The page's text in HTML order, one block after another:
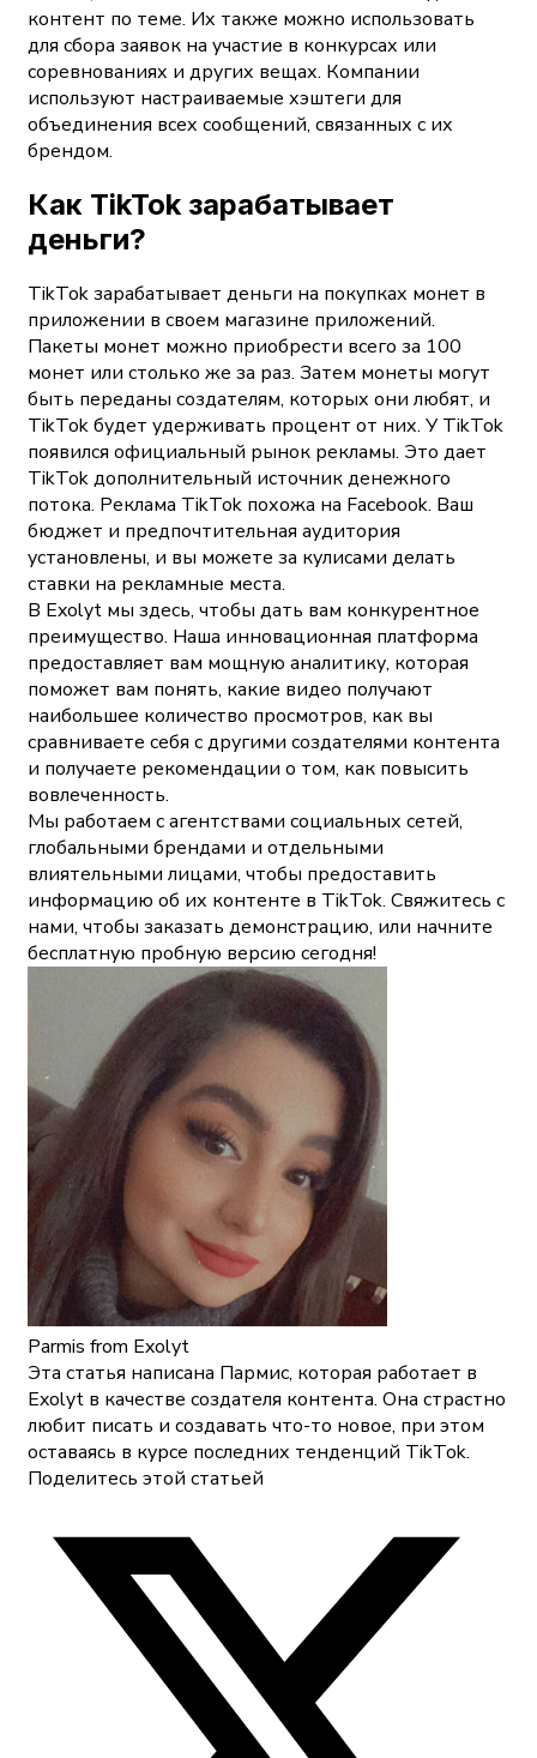
контент по теме. Их также можно использовать
для сбора заявок на участие в конкурсах или
соревнованиях и других вещах. Компании
используют настраиваемые хэштеги для
объединения всех сообщений, связанных с их
брендом.
Как TikTok зарабатывает
деньги?
TikTok зарабатывает деньги на покупках монет в
приложении в своем магазине приложений.
Пакеты монет можно приобрести всего за 100
монет или столько же за раз. Затем монеты могут
быть переданы создателям, которых они любят, и
TikTok будет удерживать процент от них. У TikTok
появился официальный рынок рекламы. Это дает
TikTok дополнительный источник денежного
потока. Реклама TikTok похожа на Facebook. Ваш
бюджет и предпочтительная аудитория
установлены, и вы можете за кулисами делать
ставки на рекламные места.
В Exolyt мы здесь, чтобы дать вам конкурентное
преимущество. Наша инновационная платформа
предоставляет вам мощную аналитику, которая
поможет вам понять, какие видео получают
наибольшее количество просмотров, как вы
сравниваете себя с другими создателями контента
и получаете рекомендации о том, как повысить
вовлеченность.
Мы работаем с агентствами социальных сетей,
глобальными брендами и отдельными
влиятельными лицами, чтобы предоставить
информацию об их контенте в TikTok. Свяжитесь с
нами, чтобы заказать демонстрацию, или начните
бесплатную пробную версию сегодня!
Parmis from Exolyt
Эта статья написана Пармис, которая работает в
Exolyt в качестве создателя контента. Она страстно
любит писать и создавать что-то новое, при этом
оставаясь в курсе последних тенденций TikTok.
Поделитесь этой статьей